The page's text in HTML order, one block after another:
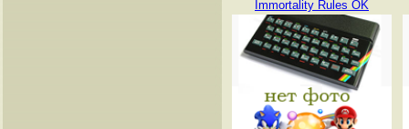
Immortality Rules OK